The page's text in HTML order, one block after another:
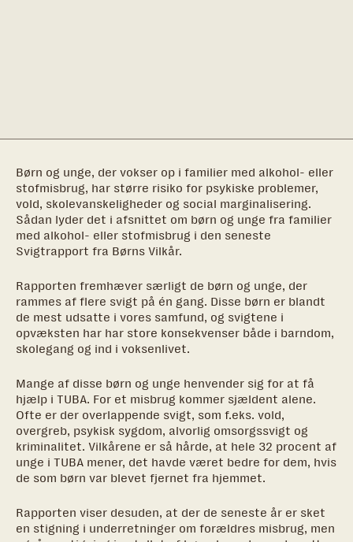
Børn og unge, der vokser op i familier med alkohol- eller
stofmisbrug, har større risiko for psykiske problemer,
vold, skolevanskeligheder og social marginalisering.
Sådan lyder det i afsnittet om børn og unge fra familier
med alkohol- eller stofmisbrug i den seneste
Svigtrapport fra Børns Vilkår.
Rapporten fremhæver særligt de børn og unge, der
rammes af flere svigt på én gang. Disse børn er blandt
de mest udsatte i vores samfund, og svigtene i
opvæksten har har store konsekvenser både i barndom,
skolegang og ind i voksenlivet.
Mange af disse børn og unge henvender sig for at få
hjælp i TUBA. For et misbrug kommer sjældent alene.
Ofte er der overlappende svigt, som f.eks. vold,
overgreb, psykisk sygdom, alvorlig omsorgssvigt og
kriminalitet. Vilkårene er så hårde, at hele 32 procent af
unge i TUBA mener, det havde været bedre for dem, hvis
de som børn var blevet fjernet fra hjemmet.
Rapporten viser desuden, at der de seneste år er sket
en stigning i underretninger om forældres misbrug, men